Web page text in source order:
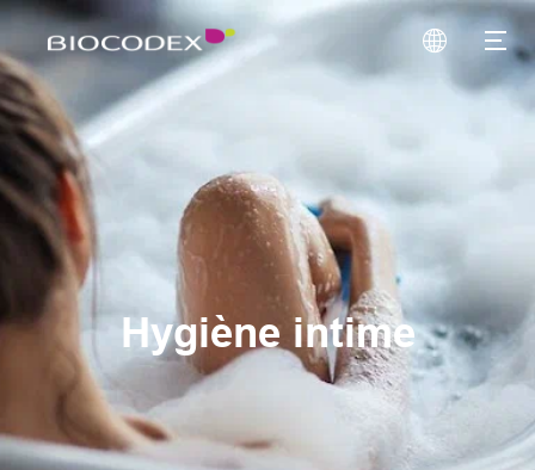
Hygiène intime